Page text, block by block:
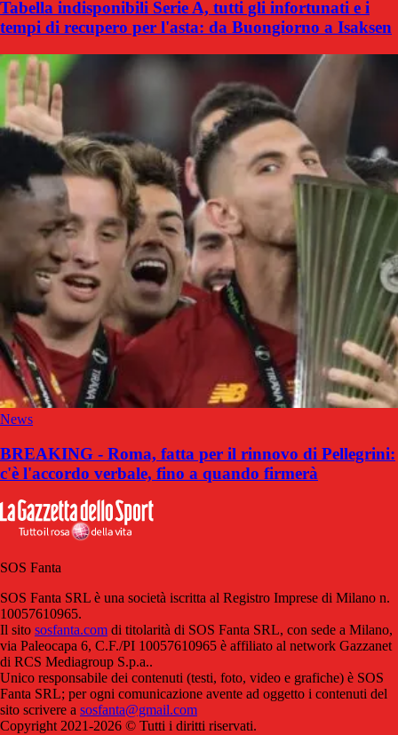
Tabella indisponibili Serie A, tutti gli infortunati e i
tempi di recupero per l'asta: da Buongiorno a Isaksen
News
BREAKING - Roma, fatta per il rinnovo di Pellegrini:
c'è l'accordo verbale, fino a quando firmerà
SOS Fanta
SOS Fanta SRL è una società iscritta al Registro Imprese di Milano n.
10057610965.
Il sito sosfanta.com di titolarità di SOS Fanta SRL, con sede a Milano,
via Paleocapa 6, C.F./PI 10057610965 è affiliato al network Gazzanet
di RCS Mediagroup S.p.a..
Unico responsabile dei contenuti (testi, foto, video e grafiche) è SOS
Fanta SRL; per ogni comunicazione avente ad oggetto i contenuti del
sito scrivere a sosfanta@gmail.com
Copyright 2021-2026 © Tutti i diritti riservati.